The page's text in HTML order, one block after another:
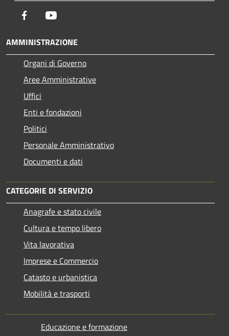
Facebook
AMMINISTRAZIONE
Organi di Governo
Aree Amministrative
Uffici
Enti e fondazioni
Politici
Personale Amministrativo
Documenti e dati
CATEGORIE DI SERVIZIO
Anagrafe e stato civile
Cultura e tempo libero
Vita lavorativa
Imprese e Commercio
Catasto e urbanistica
Mobilità e trasporti
Educazione e formazione